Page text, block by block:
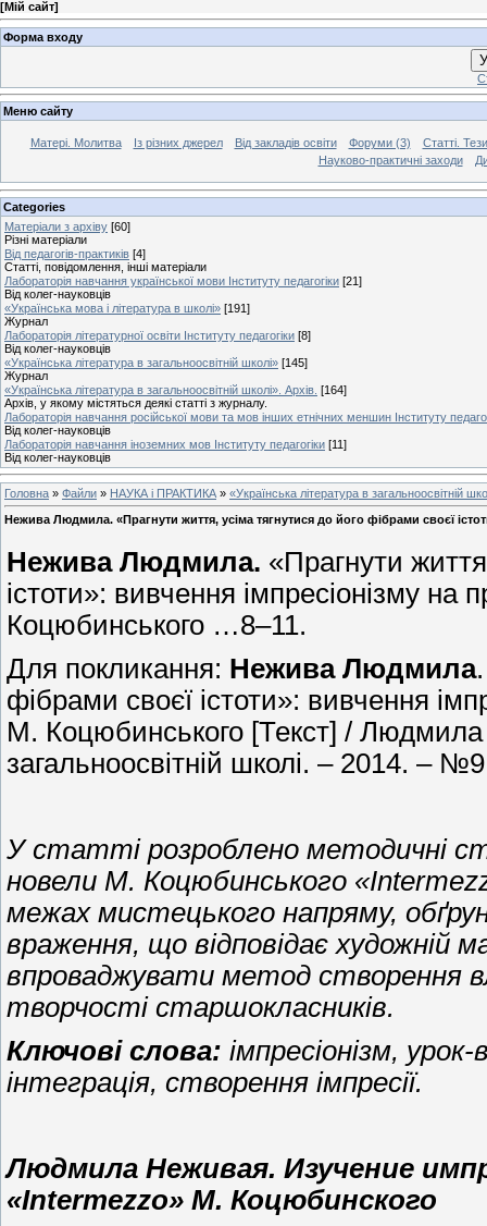
[Мій сайт]
Форма входу
Меню сайту
Матері. Молитва Із різних джерел Від закладів освіти Форуми (3)
Статті.
Науково-практичні заходи
Categories
Матеріали з архіву [60]
Різні матеріали
Від педагогів-практиків [4]
Статті, повідомлення, інші матеріали
Лабораторія навчання української мови Інституту педагогіки [21]
Від колег-науковців
«Українська мова і література в школі» [191]
Журнал
Лабораторія літературної освіти Інституту педагогіки [8]
Від колег-науковців
«Українська література в загальноосвітній школі» [145]
Журнал
«Українська література в загальноосвітній школі». Архів. [164]
Архів, у якому містяться деякі статті з журналу.
Лабораторія навчання російської мови та мов інших етнічних меншин Інституту
Від колег-науковців
Лабораторія навчання іноземних мов Інституту педагогіки [11]
Від колег-науковців
Головна » Файли » НАУКА і ПРАКТИКА » «Українська література в загальноосвітній
Нежива Людмила. «Прагнути життя, усіма тягнутися до його фібрами своєї
Нежива Людмила. «Прагнути
істоти»: вивчення імпресіонізму
Коцюбинського …8–11.
Для покликання: Нежива Людмила
фібрами своєї істоти»: вивчення
М. Коцюбинського [Текст] / Людмила
загальноосвітній школі. – 2014. –
У статті розроблено методичні
новели М. Коцюбинського
межах мистецького напряму,
враження, що відповідає художній
впроваджувати метод створення
творчості старшокласників.
Ключові слова: імпресіонізм,
інтеграція, створення імпресії.
Людмила Неживая. Изучение
«Intermezzo» М. Коцюбинского